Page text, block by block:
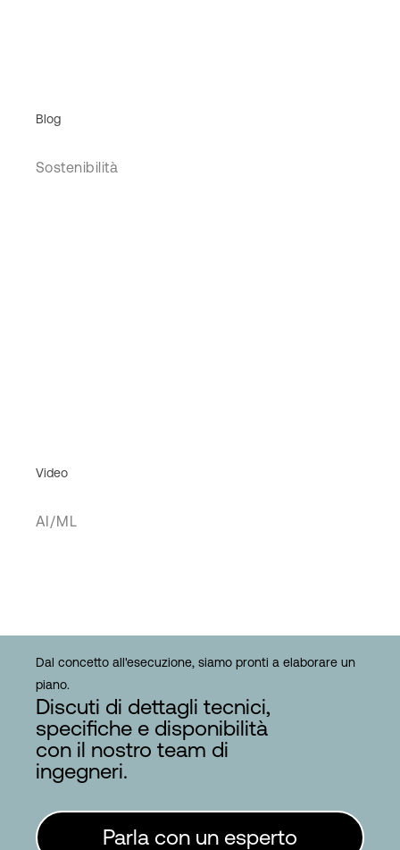
Blog
Sostenibilità
Video
AI/ML
Dal concetto all'esecuzione, siamo pronti a elaborare un
piano.
Discuti di dettagli tecnici,
specifiche e disponibilità
con il nostro team di
ingegneri.
Parla con un esperto